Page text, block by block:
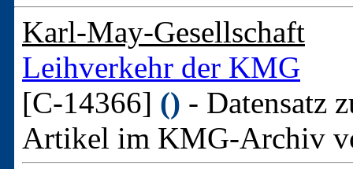
Karl-May-Gesellschaft
Leihverkehr der KMG
[C-14366] () - Datensatz
Artikel im KMG-Archiv